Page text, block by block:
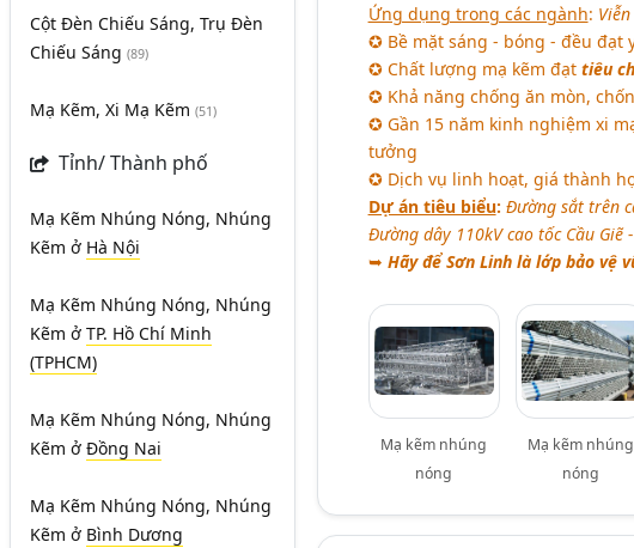
Cột Đèn Chiếu Sáng, Trụ Đèn
Chiếu Sáng (89)
Mạ Kẽm, Xi Mạ Kẽm (51)
Tỉnh/ Thành phố
Mạ Kẽm Nhúng Nóng, Nhúng
Kẽm ở Hà Nội
Mạ Kẽm Nhúng Nóng, Nhúng
Kẽm ở TP. Hồ Chí Minh
(TPHCM)
Mạ Kẽm Nhúng Nóng, Nhúng
Kẽm ở Đồng Nai
Mạ Kẽm Nhúng Nóng, Nhúng
Kẽm ở Bình Dương
Ứng dụng trong các ngành:
✪ Bề mặt sáng - bóng - đều đạt
✪ Chất lượng mạ kẽm đạt tiêu
✪ Khả năng chống ăn mòn,
✪ Gần 15 năm kinh nghiệm xi
tưởng
✪ Dịch vụ linh hoạt, giá thành
Dự án tiêu biểu: Đường sắt trên
Đường dây 110kV cao tốc Cầu Giẽ
➥ Hãy để Sơn Linh là lớp bảo vệ
Mạ kẽm nhúng
nóng
Mạ kẽm nhúng
nóng